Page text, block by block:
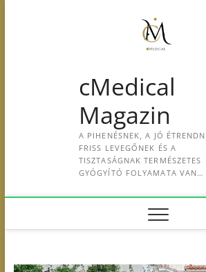
cMedical
Magazin
A PIHENÉSNEK, A JÓ
FRISS LEVEGŐNEK ÉS A
TISZTASÁGNAK TERMÉSZETES
GYÓGYÍTÓ FOLYAMATA VAN…